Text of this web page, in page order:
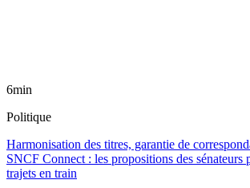
6min
Politique
Harmonisation des titres, garantie de
SNCF Connect : les propositions des sénateurs
trajets en train